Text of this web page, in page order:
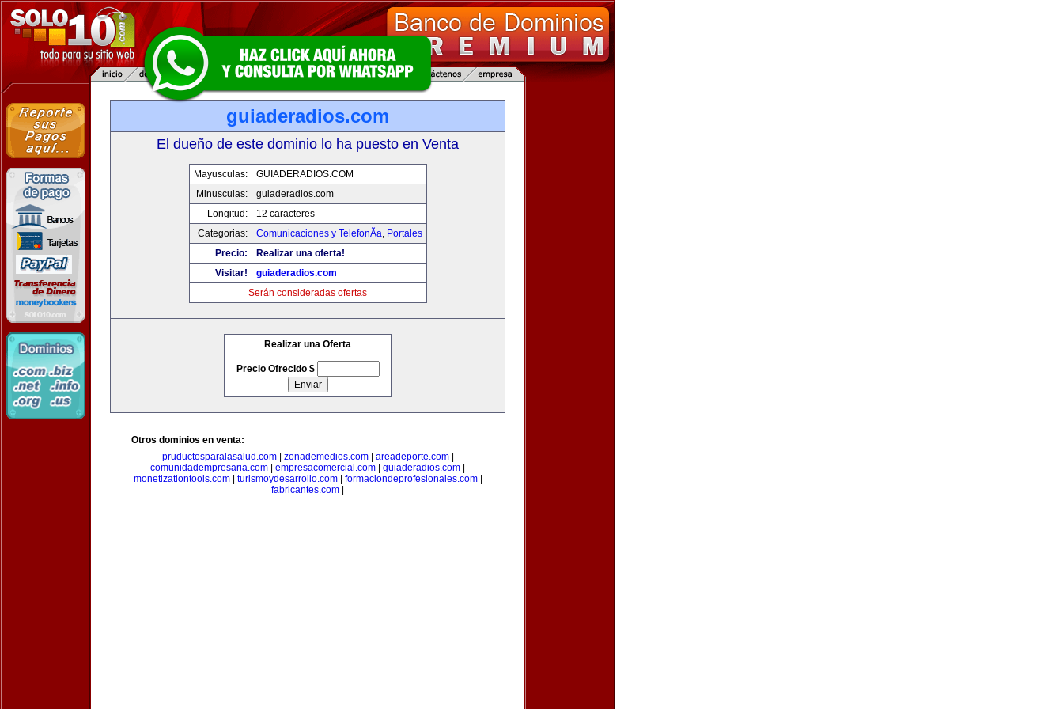
guiaderadios.com
El dueño de este dominio lo ha puesto en Venta
Mayusculas:
GUIADERADIOS.COM
Minusculas:
guiaderadios.com
Longitud:
12 caracteres
Categorias:
Comunicaciones y TelefonÃ­a, Portales
Precio:
Realizar una oferta!
Visitar!
guiaderadios.com
Serán consideradas ofertas
Realizar una Oferta
Precio Ofrecido $
Otros dominios en venta:
pruductosparalasalud.com| zonademedios.com| areadeporte.com|
comunidadempresaria.com
empresacomercial.com guiaderadios.com
monetizationtools.com| turismoydesarrollo.com| formaciondeprofesionales.com|
fabricantes.com